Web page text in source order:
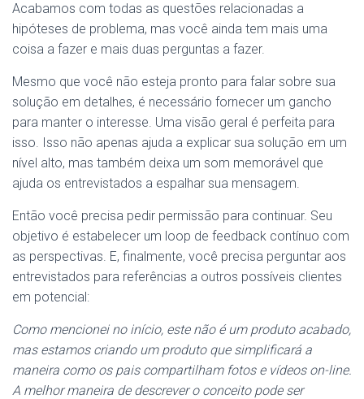
Acabamos com todas as questões relacionadas a
hipóteses de problema, mas você ainda tem mais uma
coisa a fazer e mais duas perguntas a fazer.
Mesmo que você não esteja pronto para falar sobre sua
solução em detalhes, é necessário fornecer um gancho
para manter o interesse. Uma visão geral é perfeita para
isso. Isso não apenas ajuda a explicar sua solução em um
nível alto, mas também deixa um som memorável que
ajuda os entrevistados a espalhar sua mensagem.
Então você precisa pedir permissão para continuar. Seu
objetivo é estabelecer um loop de feedback contínuo com
as perspectivas. E, finalmente, você precisa perguntar aos
entrevistados para referências a outros possíveis clientes
em potencial:
Como mencionei no início, este não é um produto acabado,
mas estamos criando um produto que simplificará a
maneira como os pais compartilham fotos e vídeos on-line.
A melhor maneira de descrever o conceito pode ser